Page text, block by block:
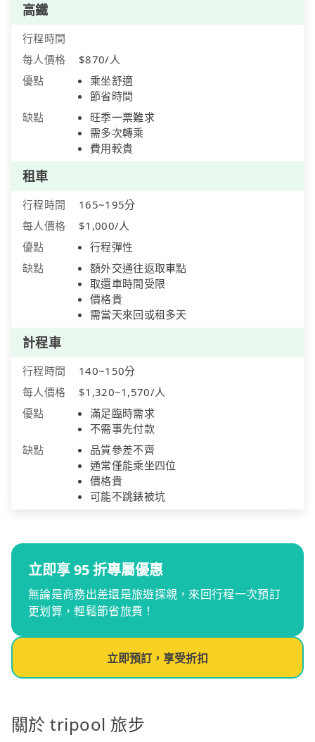
高鐵
行程時間
每人價格
$870/人
優點
乘坐舒適
節省時間
缺點
旺季一票難求
需多次轉乘
費用較貴
租車
行程時間
165~195分
每人價格
$1,000/人
優點
行程彈性
缺點
額外交通往返取車點
取還車時間受限
價格貴
需當天來回或租多天
計程車
行程時間
140~150分
每人價格
$1,320~1,570/人
優點
滿足臨時需求
不需事先付款
缺點
品質參差不齊
通常僅能乘坐四位
價格貴
可能不跳錶被坑
立即享 95 折專屬優惠
無論是商務出差還是旅遊探親，來回行程一次預訂
更划算，輕鬆節省旅費！
立即預訂，享受折扣
關於 tripool 旅步